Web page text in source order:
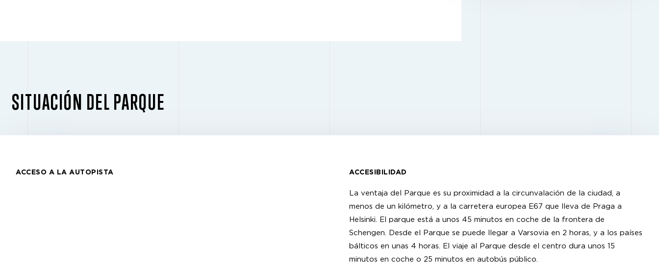
SITUACIÓN DEL PARQUE
ACCESO A LA AUTOPISTA ACCESIBILIDAD
La ventaja del Parque es su proximidad a la circunvalación de la ciudad, a
menos de un kilómetro, y a la carretera europea E67 que lleva de Praga a
Helsinki. El parque está a unos 45 minutos en coche de la frontera de
Schengen. Desde el Parque se puede llegar a Varsovia en 2 horas, y a los países
bálticos en unas 4 horas. El viaje al Parque desde el centro dura unos 15
minutos en coche o 25 minutos en autobús público.